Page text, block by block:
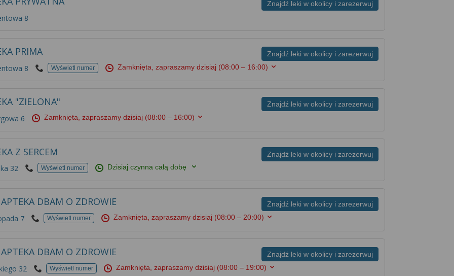
Znajdź leki w okolicy i zarezerwuj
8
Znajdź leki w okolicy i zarezerwuj
PRIMA
8 Wyświetl numer Zamknięta, zapraszamy dzisiaj (08:00 – 16:00)
Znajdź leki w okolicy i zarezerwuj
"ZIELONA"
6 Zamknięta, zapraszamy dzisiaj (08:00 – 16:00)
Znajdź leki w okolicy i zarezerwuj
Z SERCEM
32 Wyświetl numer Dzisiaj czynna całą dobę
Znajdź leki w okolicy i zarezerwuj
DBAM O ZDROWIE
7 Wyświetl numer Zamknięta, zapraszamy dzisiaj (08:00 – 20:00)
Znajdź leki w okolicy i zarezerwuj
DBAM O ZDROWIE
32 Wyświetl numer Zamknięta, zapraszamy dzisiaj (08:00 – 19:00)